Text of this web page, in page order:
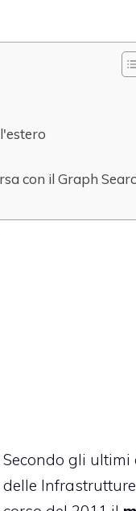
con il Graph
Secondo gli
delle